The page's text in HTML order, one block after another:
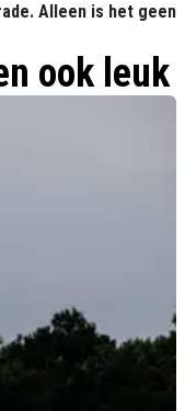
Alleen is het geen
ook leuk